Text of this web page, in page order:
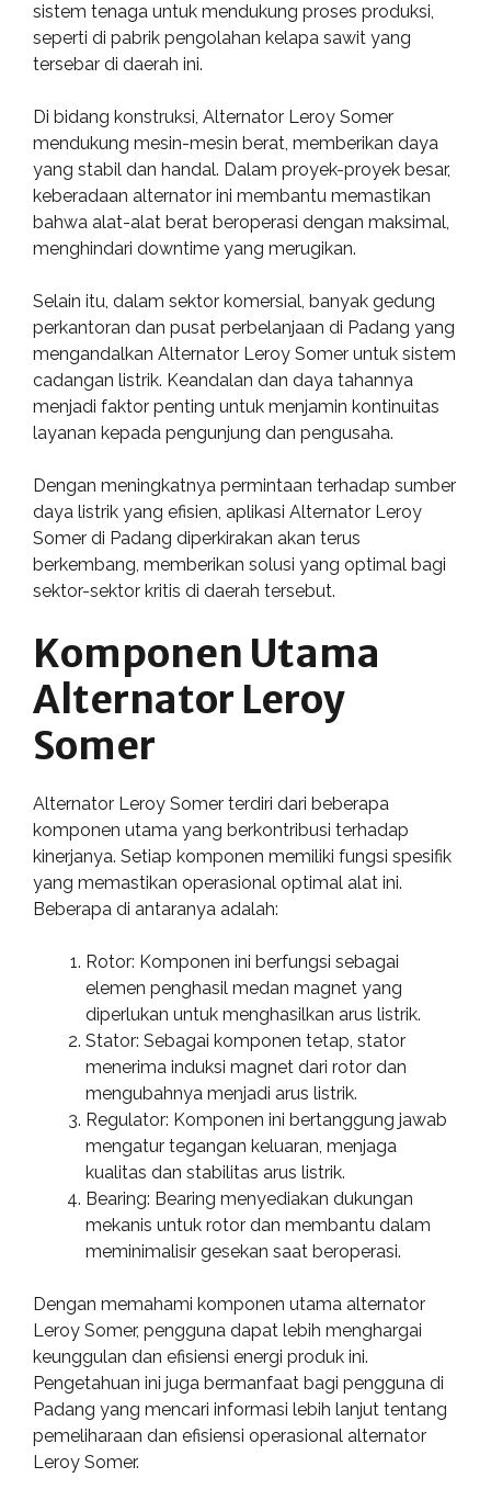
sistem tenaga untuk mendukung proses produksi,
seperti di pabrik pengolahan kelapa sawit yang
tersebar di daerah ini.
Di bidang konstruksi, Alternator Leroy Somer
mendukung mesin-mesin berat, memberikan daya
yang stabil dan handal. Dalam proyek-proyek besar,
keberadaan alternator ini membantu memastikan
bahwa alat-alat berat beroperasi dengan maksimal,
menghindari downtime yang merugikan.
Selain itu, dalam sektor komersial, banyak gedung
perkantoran dan pusat perbelanjaan di Padang yang
mengandalkan Alternator Leroy Somer untuk sistem
cadangan listrik. Keandalan dan daya tahannya
menjadi faktor penting untuk menjamin kontinuitas
layanan kepada pengunjung dan pengusaha.
Dengan meningkatnya permintaan terhadap sumber
daya listrik yang efisien, aplikasi Alternator Leroy
Somer di Padang diperkirakan akan terus
berkembang, memberikan solusi yang optimal bagi
sektor-sektor kritis di daerah tersebut.
Komponen Utama
Alternator Leroy
Somer
Alternator Leroy Somer terdiri dari beberapa
komponen utama yang berkontribusi terhadap
kinerjanya. Setiap komponen memiliki fungsi spesifik
yang memastikan operasional optimal alat ini.
Beberapa di antaranya adalah:
Rotor: Komponen ini berfungsi sebagai
elemen penghasil medan magnet yang
diperlukan untuk menghasilkan arus listrik.
Stator: Sebagai komponen tetap, stator
menerima induksi magnet dari rotor dan
mengubahnya menjadi arus listrik.
Regulator: Komponen ini bertanggung jawab
mengatur tegangan keluaran, menjaga
kualitas dan stabilitas arus listrik.
Bearing: Bearing menyediakan dukungan
mekanis untuk rotor dan membantu dalam
meminimalisir gesekan saat beroperasi.
Dengan memahami komponen utama alternator
Leroy Somer, pengguna dapat lebih menghargai
keunggulan dan efisiensi energi produk ini.
Pengetahuan ini juga bermanfaat bagi pengguna di
Padang yang mencari informasi lebih lanjut tentang
pemeliharaan dan efisiensi operasional alternator
Leroy Somer.